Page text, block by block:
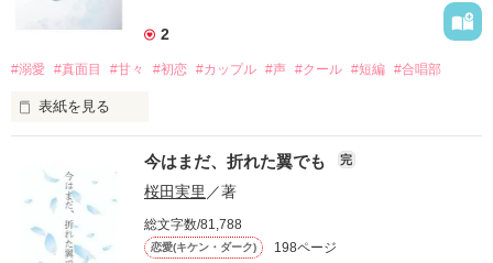
「なぁ、ずっと好きなんだって。風渚のこと」
1番だろうが何だろうが、私は君を絶対好きになんかならな
い。
……そう、思っていたはず、なのに。
「清水さん、いつも頑張ってくれてるから。ありがとう」
優しくて頼りになるリーダー
若月壱世（わかつきいっせい）
「ももなちゃん、おれのファンにならないっ？」
最強かわいい甘いフェイスの持ち主
高校二年生。平凡な私が屋上に呼び出されて言われた言葉。
目の前に立つのは、イケメン後輩くん。
私にもついに春が来た―――！？
と、思っていたのに。
2
#溺愛 #真面目 #甘々 #初恋 #カップル #声 #クール #短編 #合唱部
表紙を見る
人を好きになったのも、好き同士になったことも、全部初めて
なんです。
今はまだ、折れた翼でも 完
桜田実里 ／著
総文字数/81,788
恋愛(キケン・ダーク) 198ページ